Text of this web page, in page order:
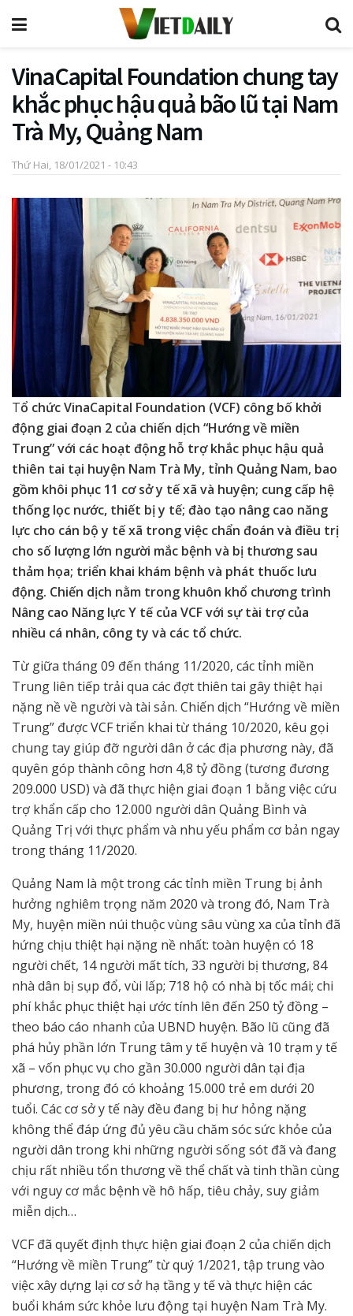
VinaCapital Foundation chung tay
khắc phục hậu quả bão lũ tại Nam
Trà My, Quảng Nam
Thứ Hai, 18/01/2021 - 10:43
Tổ chức VinaCapital Foundation (VCF) công bố khởi
động giai đoạn 2 của chiến dịch “Hướng về miền
Trung” với các hoạt động hỗ trợ khắc phục hậu quả
thiên tai tại huyện Nam Trà My, tỉnh Quảng Nam, bao
gồm khôi phục 11 cơ sở y tế xã và huyện; cung cấp hệ
thống lọc nước, thiết bị y tế; đào tạo nâng cao năng
lực cho cán bộ y tế xã trong việc chẩn đoán và điều trị
cho số lượng lớn người mắc bệnh và bị thương sau
thảm họa; triển khai khám bệnh và phát thuốc lưu
động. Chiến dịch nằm trong khuôn khổ chương trình
Nâng cao Năng lực Y tế của VCF với sự tài trợ của
nhiều cá nhân, công ty và các tổ chức.
Từ giữa tháng 09 đến tháng 11/2020, các tỉnh miền
Trung liên tiếp trải qua các đợt thiên tai gây thiệt hại
nặng nề về người và tài sản. Chiến dịch “Hướng về miền
Trung” được VCF triển khai từ tháng 10/2020, kêu gọi
chung tay giúp đỡ người dân ở các địa phương này, đã
quyên góp thành công hơn 4,8 tỷ đồng (tương đương
209.000 USD) và đã thực hiện giai đoạn 1 bằng việc cứu
trợ khẩn cấp cho 12.000 người dân Quảng Bình và
Quảng Trị với thực phẩm và nhu yếu phẩm cơ bản ngay
trong tháng 11/2020.
Quảng Nam là một trong các tỉnh miền Trung bị ảnh
hưởng nghiêm trọng năm 2020 và trong đó, Nam Trà
My, huyện miền núi thuộc vùng sâu vùng xa của tỉnh đã
hứng chịu thiệt hại nặng nề nhất: toàn huyện có 18
người chết, 14 người mất tích, 33 người bị thương, 84
nhà dân bị sụp đổ, vùi lấp; 718 hộ có nhà bị tốc mái; chi
phí khắc phục thiệt hại ước tính lên đến 250 tỷ đồng –
theo báo cáo nhanh của UBND huyện. Bão lũ cũng đã
phá hủy phần lớn Trung tâm y tế huyện và 10 trạm y tế
xã – vốn phục vụ cho gần 30.000 người dân tại địa
phương, trong đó có khoảng 15.000 trẻ em dưới 20
tuổi. Các cơ sở y tế này đều đang bị hư hỏng nặng
không thể đáp ứng đủ yêu cầu chăm sóc sức khỏe của
người dân trong khi những người sống sót đã và đang
chịu rất nhiều tổn thương về thể chất và tinh thần cùng
với nguy cơ mắc bệnh về hô hấp, tiêu chảy, suy giảm
miễn dịch…
VCF đã quyết định thực hiện giai đoạn 2 của chiến dịch
“Hướng về miền Trung” từ quý 1/2021, tập trung vào
việc xây dựng lại cơ sở hạ tầng y tế và thực hiện các
buổi khám sức khỏe lưu động tại huyện Nam Trà My.